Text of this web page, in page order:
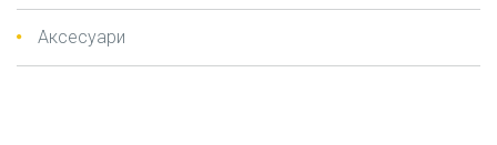
Аксесуари